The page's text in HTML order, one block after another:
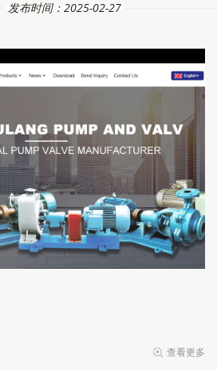
发布时间：2025-02-27
就是在应用程序、驱动或系统设置需要
你点击光还珠格格
查看更多